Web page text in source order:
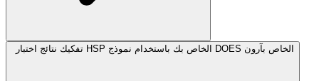
تفكيك نتائج اختبار HSP الخاص بك باستخدام نموذج DOES الخاص بآرون